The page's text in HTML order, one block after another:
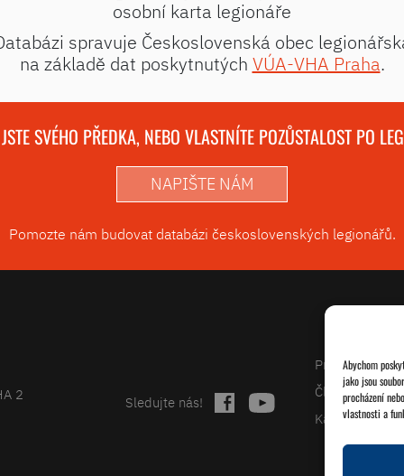
Abychom
jako jsou
procházení
vlastnosti a
osobní karta legionáře
spravuje Československá obec
na základě dat poskytnutých VÚA-VHA Praha.
SVÉHO PŘEDKA, NEBO VLASTNÍTE POZŮSTALOST PO
NAPIŠTE NÁM
Pomozte nám budovat databázi československých legionářů.
2 Sledujte nás!
Projekty
Články
Kalendář